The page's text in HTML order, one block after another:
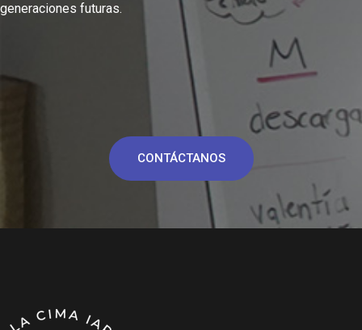
generaciones futuras.
CONTÁCTANOS